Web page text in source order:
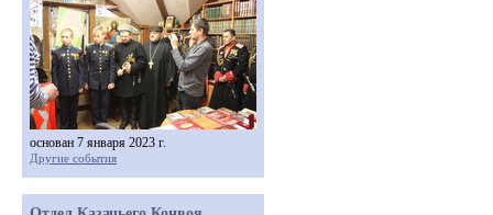
основан 7 января 2023 г.
Другие события